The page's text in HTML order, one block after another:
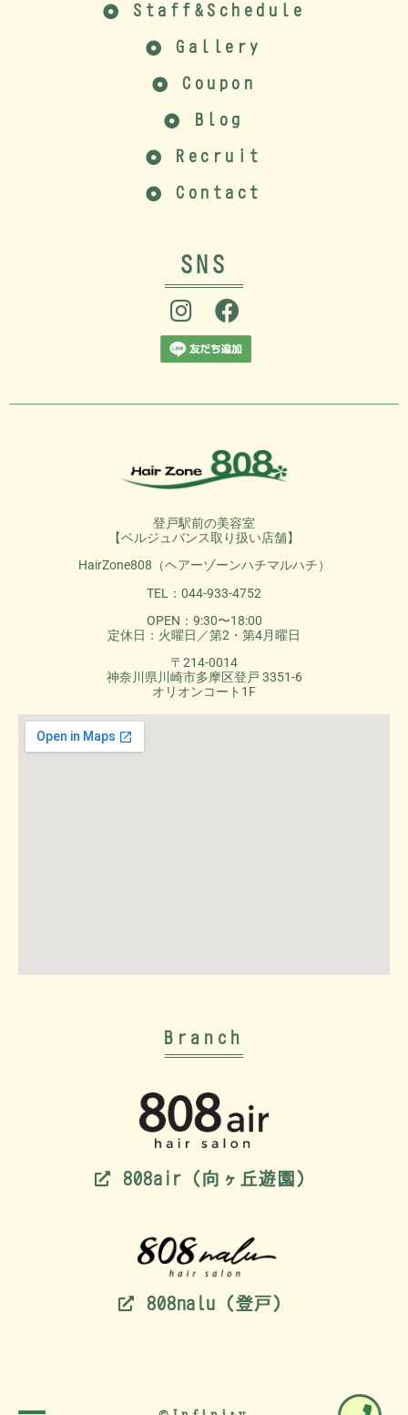
Staff&Schedule
Gallery
Coupon
Blog
Recruit
Contact
SNS
登戸駅前の美容室
【ベルジュバンス取り扱い店舗】
HairZone808（ヘアーゾーンハチマルハチ）
TEL：044-933-4752
OPEN：9:30〜18:00
定休日：火曜日／第2・第4月曜日
〒214-0014
神奈川県川崎市多摩区登戸 3351-6
オリオンコート1F
Branch
808air（向ヶ丘遊園）
808nalu（登戸）